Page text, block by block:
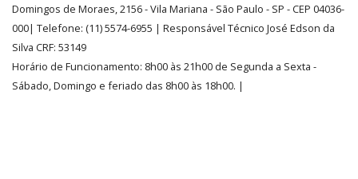
Domingos de Moraes, 2156-Vila Mariana - São Paulo - SP - CEP 04036-
000| Telefone: (11)5574-6955 | Responsável Técnico José Edson da
Silva CRF: 53149
Horário de Funcionamento: 8h00 às 21h00 de Segunda a Sexta -
Sábado, Domingo e feriado das 8h00 às 18h00. |